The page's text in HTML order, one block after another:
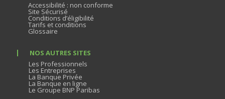
Accessibilité : non conforme
Site Sécurisé
Conditions d’éligibilité
Tarifs et conditions
Glossaire
NOS AUTRES SITES
Les Professionnels
Les Entreprises
La Banque Privée
La Banque en ligne
Le Groupe BNP Paribas